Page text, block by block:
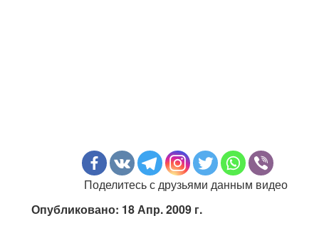
Поделитесь с друзьями данным видео
Опубликовано: 18 Апр. 2009 г.